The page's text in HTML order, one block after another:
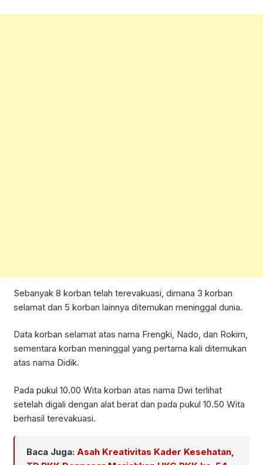
Sebanyak 8 korban telah terevakuasi, dimana 3 korban
selamat dan 5 korban lainnya ditemukan meninggal dunia.
Data korban selamat atas nama Frengki, Nado, dan Rokim,
sementara korban meninggal yang pertama kali ditemukan
atas nama Didik.
Pada pukul 10.00 Wita korban atas nama Dwi terlihat
setelah digali dengan alat berat dan pada pukul 10.50 Wita
berhasil terevakuasi.
Baca Juga: Asah Kreativitas Kader Kesehatan,